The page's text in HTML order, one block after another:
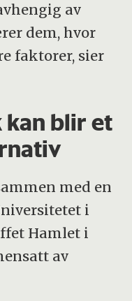
av
dem, hvor
faktorer, sier
kan blir et
med en
i
Hamlet i
av